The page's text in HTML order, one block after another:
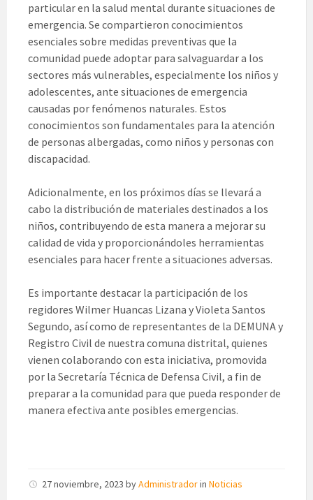
particular en la salud mental durante situaciones de
emergencia. Se compartieron conocimientos
esenciales sobre medidas preventivas que la
comunidad puede adoptar para salvaguardar a los
sectores más vulnerables, especialmente los niños y
adolescentes, ante situaciones de emergencia
causadas por fenómenos naturales. Estos
conocimientos son fundamentales para la atención
de personas albergadas, como niños y personas con
discapacidad.
Adicionalmente, en los próximos días se llevará a
cabo la distribución de materiales destinados a los
niños, contribuyendo de esta manera a mejorar su
calidad de vida y proporcionándoles herramientas
esenciales para hacer frente a situaciones adversas.
Es importante destacar la participación de los
regidores Wilmer Huancas Lizana y Violeta Santos
Segundo, así como de representantes de la DEMUNA y
Registro Civil de nuestra comuna distrital, quienes
vienen colaborando con esta iniciativa, promovida
por la Secretaría Técnica de Defensa Civil, a fin de
preparar a la comunidad para que pueda responder de
manera efectiva ante posibles emergencias.
27 noviembre, 2023 byAdministradorin Noticias